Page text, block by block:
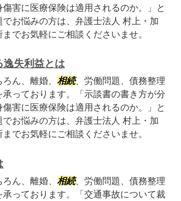
害に医療保険は適用されるのか。」と
お悩みの方は、弁護士法人 村上・加
でお気軽にご相談くださいませ。
逸失利益とは
ん、離婚、 相続、労働問題、債務整理
っております。「示談書の書き方が分
害に医療保険は適用されるのか。」と
お悩みの方は、弁護士法人 村上・加
でお気軽にご相談くださいませ。
ん、離婚、 相続、労働問題、債務整理
っております。「交通事故について裁